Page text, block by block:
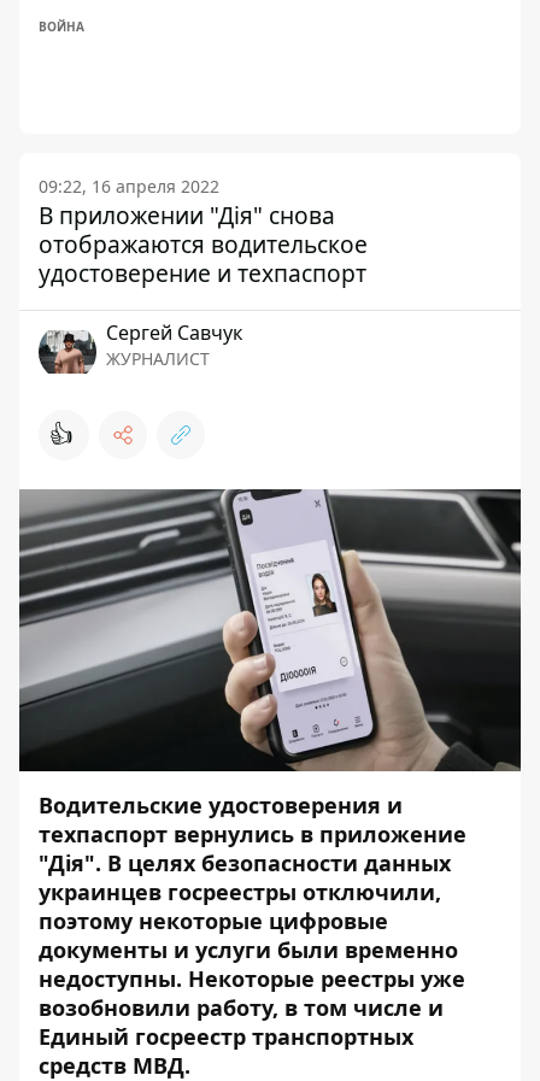
ВОЙНА
09:22, 16 апреля 2022
В приложении "Дія" снова
отображаются водительское
удостоверение и техпаспорт
Сергей Савчук
ЖУРНАЛИСТ
👍
Водительские удостоверения и
техпаспорт вернулись в приложение
"Дія". В целях безопасности данных
украинцев госреестры отключили,
поэтому некоторые цифровые
документы и услуги были временно
недоступны. Некоторые реестры уже
возобновили работу, в том числе и
Единый госреестр транспортных
средств МВД.